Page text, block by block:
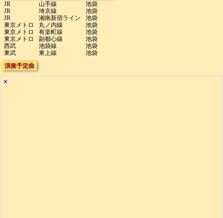
JR
JR
JR
東京メトロ
東京メトロ
東京メトロ
西武
東武
山手線
埼京線
湘南新宿ライン
丸ノ内線
有楽町線
副都心線
池袋線
東上線
池袋
池袋
池袋
池袋
池袋
池袋
池袋
池袋
演奏予定曲
✕